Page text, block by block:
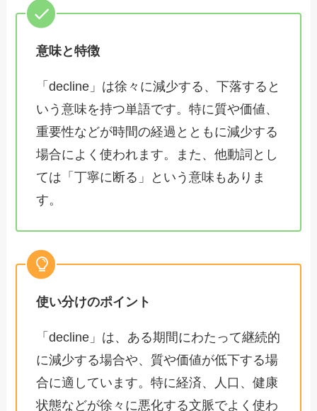
意味と特徴
「decline」は徐々に減少する、下落すると
いう意味を持つ単語です。特に質や価値、
重要性などが時間の経過とともに減少する
場合によく使われます。また、他動詞とし
ては「丁寧に断る」という意味もありま
す。
使い分けのポイント
「decline」は、ある期間にわたって継続的
に減少する場合や、質や価値が低下する場
合に適しています。特に経済、人口、健康
状態などが徐々に悪化する文脈でよく使わ